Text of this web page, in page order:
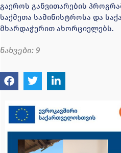
გაეროს განვითარების
საქმეთა სამინისტროსა და
მხარდაჭერით ახორციელებს.
ნახვები: 9